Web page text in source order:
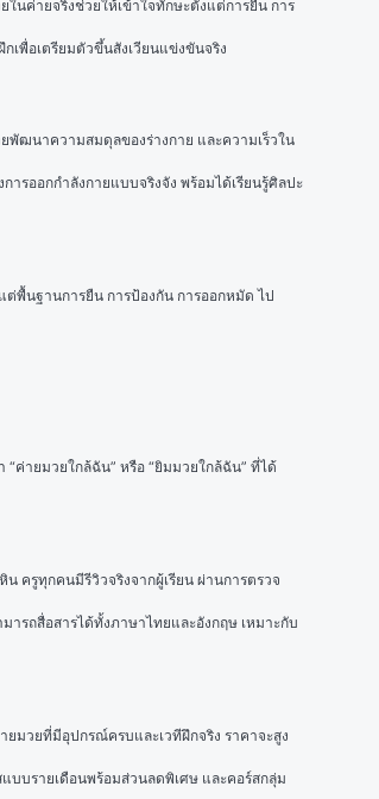
นค่ายจริงช่วยให้เข้าใจทักษะตั้งแต่การยืน การ
เพื่อเตรียมตัวขึ้นสังเวียนแข่งขันจริง
พัฒนาความสมดุลของร่างกาย และความเร็วใน
รออกกำลังกายแบบจริงจัง พร้อมได้เรียนรู้ศิลปะ
พื้นฐานการยืน การป้องกัน การออกหมัด ไป
ค่ายมวยใกล้ฉัน” หรือ “ยิมมวยใกล้ฉัน” ที่ได้
ครูทุกคนมีรีวิวจริงจากผู้เรียน ผ่านการตรวจ
รถสื่อสารได้ทั้งภาษาไทยและอังกฤษ เหมาะกับ
มวยที่มีอุปกรณ์ครบและเวทีฝึกจริง ราคาจะสูง
บบรายเดือนพร้อมส่วนลดพิเศษ และคอร์สกลุ่ม